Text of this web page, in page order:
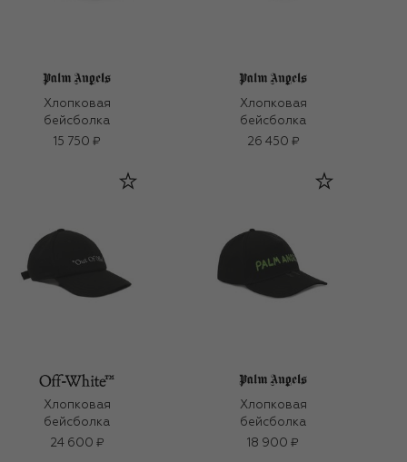
Хлопковая
бейсболка
15 750 ₽
Хлопковая
бейсболка
26 450 ₽
Хлопковая
бейсболка
24 600 ₽
Хлопковая
бейсболка
18 900 ₽